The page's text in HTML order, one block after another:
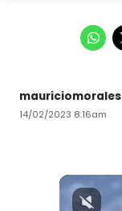
mauriciomorales
14/02/2023 8:16am